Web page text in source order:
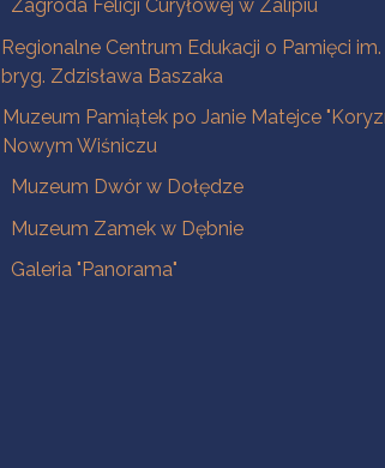
Zagroda Felicji Curyłowej w Zalipiu
Regionalne Centrum Edukacji o Pamięci im.
bryg. Zdzisława Baszaka
Muzeum Pamiątek po Janie Matejce
Nowym Wiśniczu
Muzeum Dwór w Dołędze
Muzeum Zamek w Dębnie
Galeria "Panorama"